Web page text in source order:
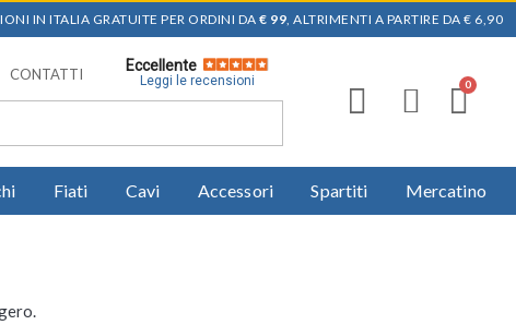
IN ITALIA GRATUITE PER ORDINI DA € 99, ALTRIMENTI A PARTIRE DA € 6,90
CONTATTI
Eccellente
Leggi le recensioni
Fiati Cavi Accessori Spartiti Mercatino